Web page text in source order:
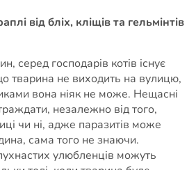
від бліх, кліщів та гельмінтів
серед господарів котів існує
тварина не виходить на вулицю,
вона ніяк не може. Нещасні
незалежно від того,
чи ні, адже паразитів може
сама того не знаючи.
улюбленців можуть